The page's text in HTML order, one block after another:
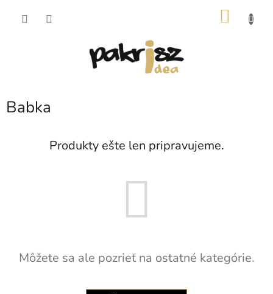
Babka
Produkty ešte len pripravujeme.
Môžete sa ale pozrieť na ostatné kategórie.